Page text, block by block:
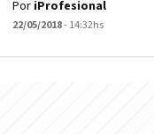
Por iProfesional
22/05/2018- 14:32hs